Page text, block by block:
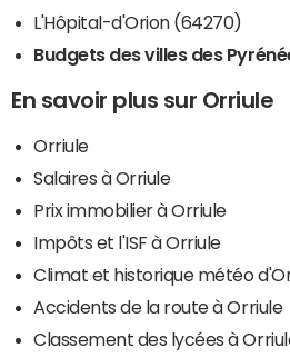
L'Hôpital-d'Orion (64270)
Budgets des villes des
En savoir plus sur Orriule
Orriule
Salaires à Orriule
Prix immobilier à Orriule
Impôts et l'ISF à Orriule
Climat et historique météo
Accidents de la route à Orriule
Classement des lycées à